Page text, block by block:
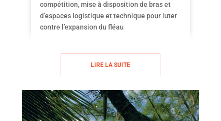
compétition, mise à disposition de bras et
d’espaces logistique et technique pour luter
contre l’expansion du fléau
LIRE LA SUITE